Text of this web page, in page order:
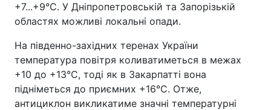
+7...+9°C. У Дніпропетровській та Запорізькій
областях можливі локальні опади.
На південно-західних теренах України
температура повітря коливатиметься в межах
+10 до +13°C, тоді як в Закарпатті вона
підніметься до приємних +16°C. Отже,
антициклон викликатиме значні температурні